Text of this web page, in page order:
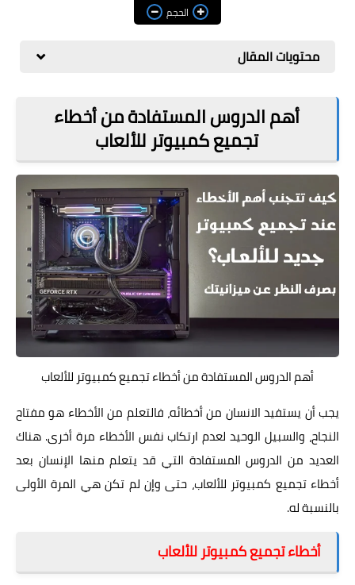
الربح من الانترنت
ذكاء اصطناعي
الحجم
محتويات المقال
أهم الدروس المستفادة من أخطاء
تجميع كمبيوتر للألعاب
أهم الدروس المستفادة من أخطاء تجميع كمبيوتر للألعاب
يجب أن يستفيد الانسان من أخطائه، فالتعلم من الأخطاء هو مفتاح
النجاح، والسبيل الوحيد لعدم ارتكاب نفس الأخطاء مرة أخرى. هناك
العديد من الدروس المستفادة التي قد يتعلم منها الإنسان بعد
أخطاء تجميع كمبيوتر للألعاب، حتى وإن لم تكن هي المرة الأولى
بالنسبة له.
أخطاء تجميع كمبيوتر للألعاب